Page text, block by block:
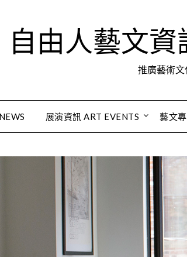
自由人藝文
推廣藝術文
展演資訊 ART EVENTS 藝文